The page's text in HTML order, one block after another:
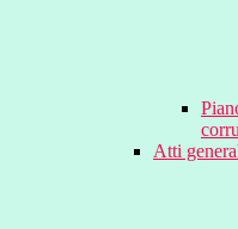
Atti